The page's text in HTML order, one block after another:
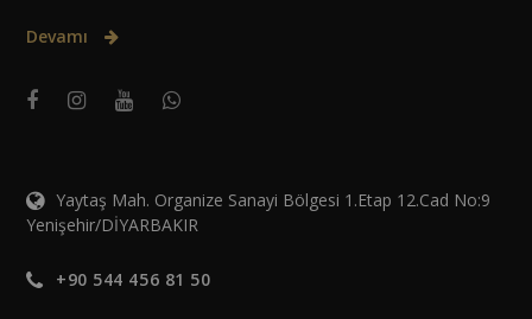
Devamı
Yaytaş Mah. Organize Sanayi Bölgesi 1.Etap 12.Cad No:9
Yenişehir/DİYARBAKIR
+90 544 456 81 50